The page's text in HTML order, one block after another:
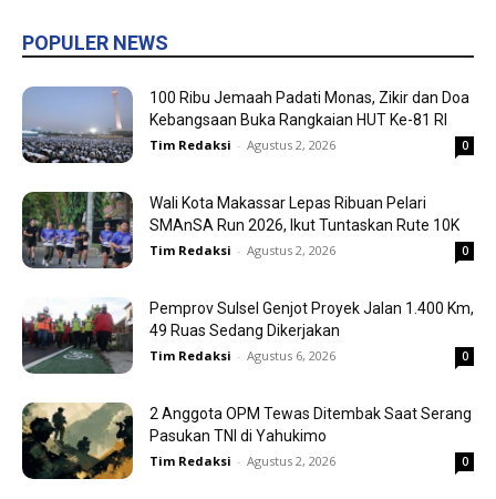
POPULER NEWS
100 Ribu Jemaah Padati Monas, Zikir dan Doa
Kebangsaan Buka Rangkaian HUT Ke-81 RI
Tim Redaksi - Agustus 2, 2026 0
Wali Kota Makassar Lepas Ribuan Pelari
SMAnSA Run 2026, Ikut Tuntaskan Rute 10K
Tim Redaksi - Agustus 2, 2026 0
Pemprov Sulsel Genjot Proyek Jalan 1.400 Km,
49 Ruas Sedang Dikerjakan
Tim Redaksi - Agustus 6, 2026 0
2 Anggota OPM Tewas Ditembak Saat Serang
Pasukan TNI di Yahukimo
Tim Redaksi - Agustus 2, 2026 0